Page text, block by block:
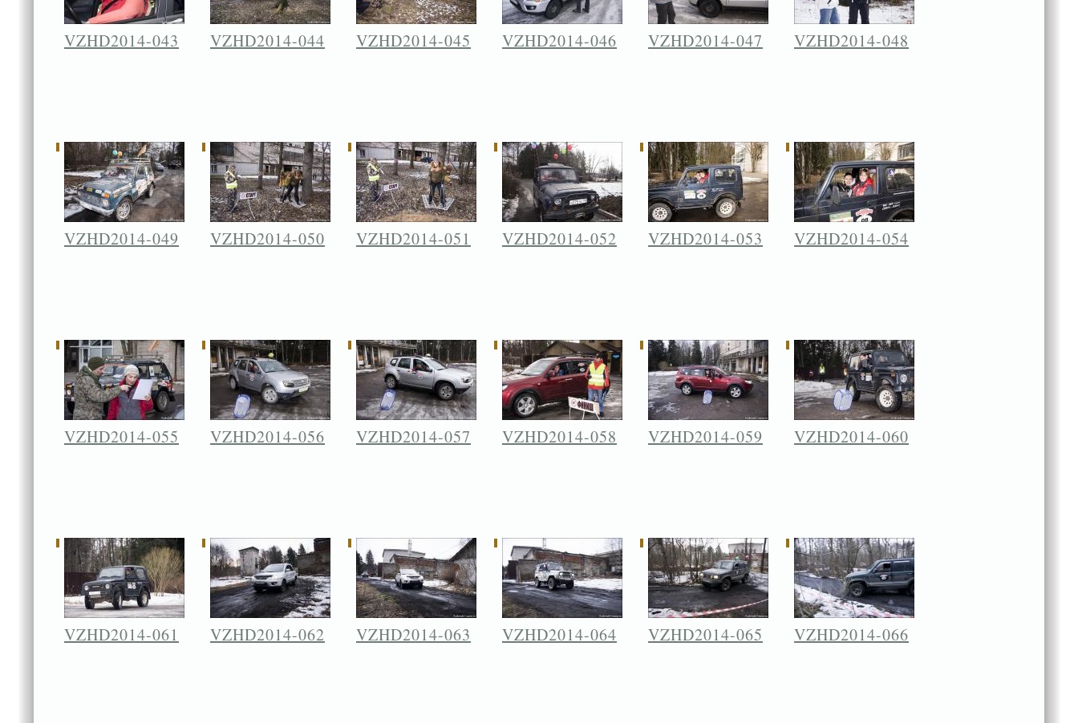
VZHD2014-043 VZHD2014-044 VZHD2014-045 VZHD2014-046 VZHD2014-047 VZHD2014-048
VZHD2014-049 VZHD2014-050 VZHD2014-051 VZHD2014-052 VZHD2014-053 VZHD2014-054
VZHD2014-055 VZHD2014-056 VZHD2014-057 VZHD2014-058 VZHD2014-059 VZHD2014-060
VZHD2014-061 VZHD2014-062 VZHD2014-063 VZHD2014-064 VZHD2014-065 VZHD2014-066